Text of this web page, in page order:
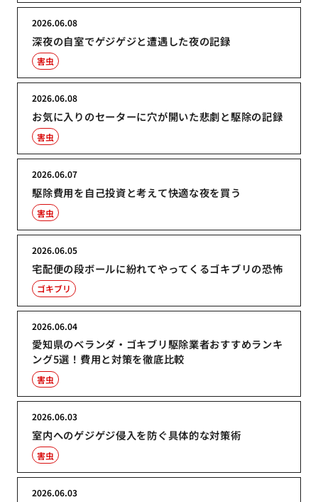
深夜の自室でゲジゲジと遭遇した夜の記録
2026.06.08
害虫
お気に入りのセーターに穴が開いた悲劇と駆除の記録
2026.06.08
害虫
駆除費用を自己投資と考えて快適な夜を買う
2026.06.07
害虫
宅配便の段ボールに紛れてやってくるゴキブリの恐怖
2026.06.05
ゴキブリ
愛知県のベランダ・ゴキブリ駆除業者おすすめランキ
ング5選！費用と対策を徹底比較
2026.06.04
害虫
室内へのゲジゲジ侵入を防ぐ具体的な対策術
2026.06.03
害虫
2026.06.03